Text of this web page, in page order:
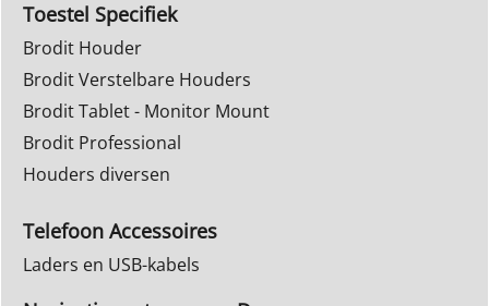
Toestel Specifiek
Brodit Houder
Brodit Verstelbare Houders
Brodit Tablet - Monitor Mount
Brodit Professional
Houders diversen
Telefoon Accessoires
Laders en USB-kabels